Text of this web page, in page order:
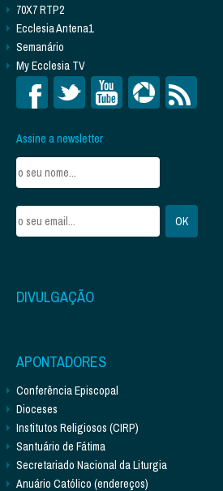
70X7 RTP2
Ecclesia Antena1
Semanário
My Ecclesia TV
Assine a newsletter
DIVULGAÇÃO
APONTADORES
Conferência Episcopal
Dioceses
Institutos Religiosos (CIRP)
Santuário de Fátima
Secretariado Nacional da Liturgia
Anuário Católico (endereços)